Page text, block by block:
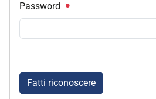
Password
Fatti riconoscere